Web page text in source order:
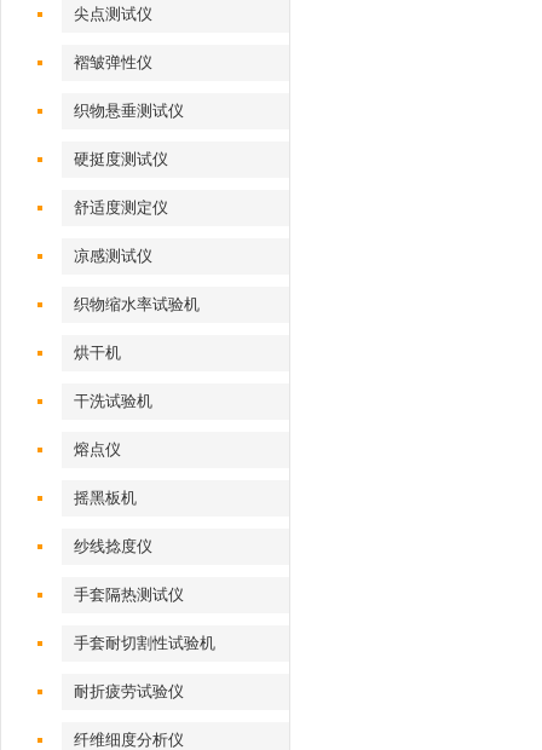
尖点测试仪
褶皱弹性仪
织物悬垂测试仪
硬挺度测试仪
舒适度测定仪
凉感测试仪
织物缩水率试验机
烘干机
干洗试验机
熔点仪
摇黑板机
纱线捻度仪
手套隔热测试仪
手套耐切割性试验机
耐折疲劳试验仪
纤维细度分析仪